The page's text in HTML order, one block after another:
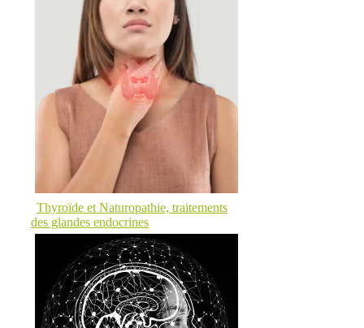
Thyroïde et Naturopathie, traitements
des glandes endocrines